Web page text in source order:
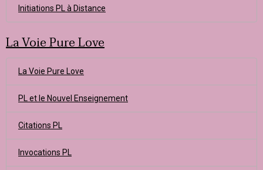
Initiations PL à Distance
La Voie Pure Love
La Voie Pure Love
PL et le Nouvel Enseignement
Citations PL
Invocations PL